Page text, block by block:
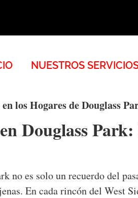
NUESTROS
los Hogares de Douglass
Douglass
no es solo un recuerdo del
En cada rincón del West